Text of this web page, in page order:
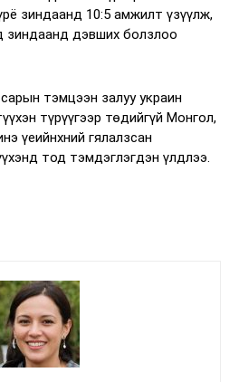
зиндаанд 10:5 амжилт үзүүлж,
зиндаанд дэвших болзлоо
тэмцээн залуу украин
түрүүгээр төдийгүй Монгол,
үеийнхний гялалзсан
тод тэмдэглэгдэн үлдлээ.